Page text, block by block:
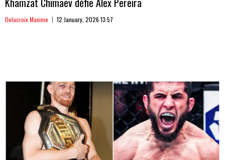
Delacroix Maxime 12 January, 2026 13:57